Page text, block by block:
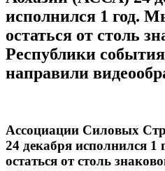
исполнился 1 год.
остаться от столь
Республики
направили
Ассоциации Силовых
24 декабря исполнился
остаться от столь